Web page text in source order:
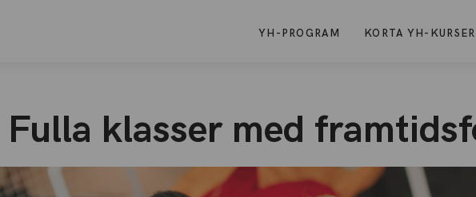
YH-PROGRAM KORTA YH-KURSER
Fulla klasser med